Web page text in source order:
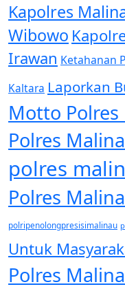
Kapolres
Wibowo
Irawan Ketahanan
Kaltara Laporkan
Motto
Polres
polres
Polres
polripenolongpresisimalinau
Untuk
Polres